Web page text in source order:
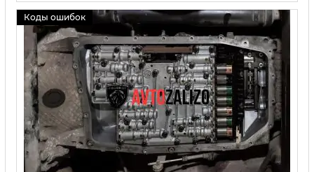
30 09 2024 0
Коды ошибок